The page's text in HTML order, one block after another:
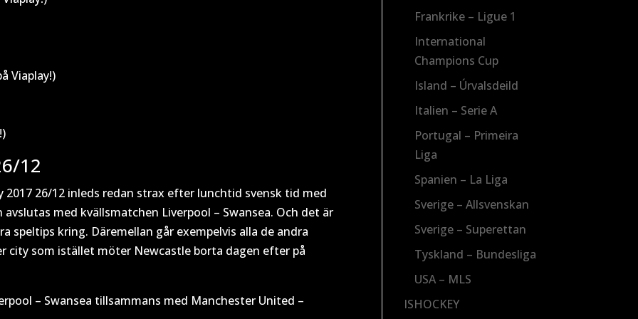
Viaplay!)
12
2017 26/12 inleds redan strax efter lunchtid svensk tid med
med kvällsmatchen Liverpool – Swansea. Och det är
speltips kring. Däremellan går exempelvis alla de andra
city som istället möter Newcastle borta dagen efter på
– Swansea tillsammans med Manchester United –
Frankrike – Ligue 1
International
Champions Cup
Island – Úrvalsdeild
Italien – Serie A
Portugal – Primeira
Liga
Spanien – La Liga
Sverige – Allsvenskan
Sverige – Superettan
Tyskland – Bundesliga
USA – MLS
ISHOCKEY